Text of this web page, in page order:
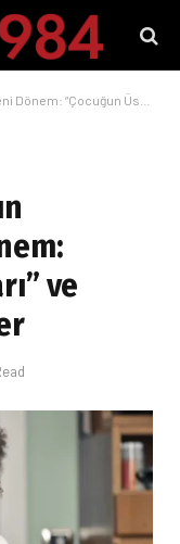
Yararı” ve Küresel Düzenlemeler
ve